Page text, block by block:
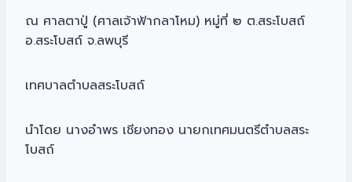
ณ ศาลตาปู่ (ศาลเจ้าฟ้ากลาโหม) หมู่ที่ ๒ ต.สระโบสถ์
อ.สระโบสถ์ จ.ลพบุรี
เทศบาลตำบลสระโบสถ์
นำโดย นางอำพร เชียงทอง นายกเทศมนตรีตำบลสระ
โบสถ์